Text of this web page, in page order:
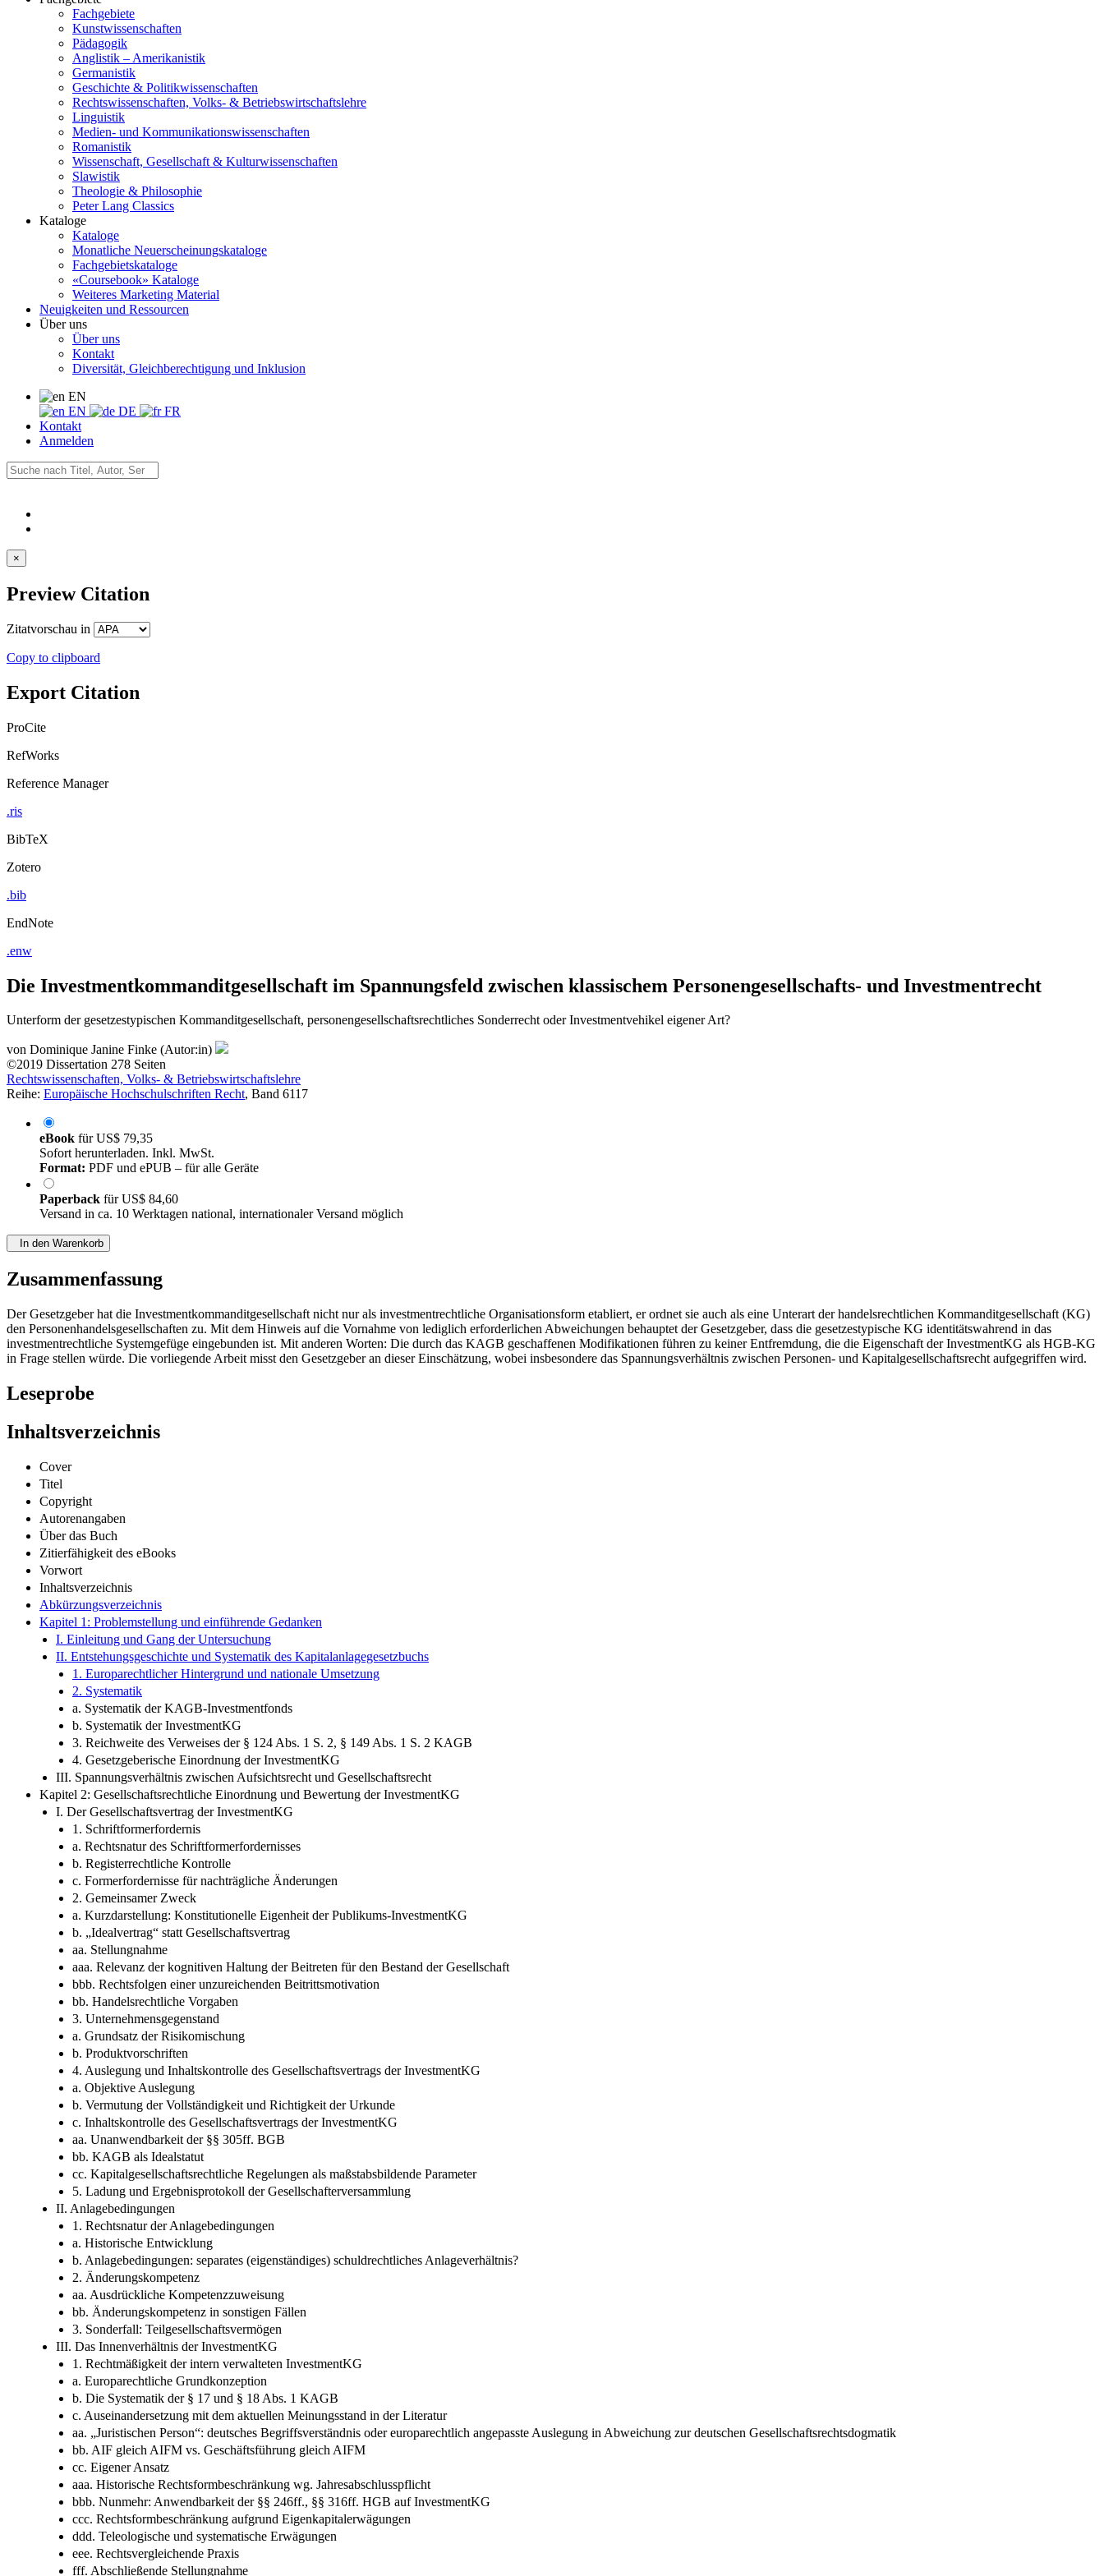
Fachgebiete
Kunstwissenschaften
Pädagogik
Anglistik – Amerikanistik
Germanistik
Geschichte & Politikwissenschaften
Rechtswissenschaften, Volks- & Betriebswirtschaftslehre
Linguistik
Medien- und Kommunikationswissenschaften
Romanistik
Wissenschaft, Gesellschaft & Kulturwissenschaften
Slawistik
Theologie & Philosophie
Peter Lang Classics
Kataloge
Kataloge
Monatliche Neuerscheinungskataloge
Fachgebietskataloge
«Coursebook» Kataloge
Weiteres Marketing Material
Neuigkeiten und Ressourcen
Über uns
Über uns
Kontakt
Diversität, Gleichberechtigung und Inklusion
EN
EN
DE
FR
Kontakt
Anmelden
×
Preview Citation
Zitatvorschau in
Copy to clipboard
Export Citation
ProCite
RefWorks
Reference Manager
.ris
BibTeX
Zotero
.bib
EndNote
.enw
Die Investmentkommanditgesellschaft im Spannungsfeld zwischen klassischem Personengesellschafts- und Investmentrecht
Unterform der gesetzestypischen Kommanditgesellschaft, personengesellschaftsrechtliches Sonderrecht oder Investmentvehikel eigener Art?
von Dominique Janine Finke (Autor:in)
©2019 Dissertation 278 Seiten
Rechtswissenschaften, Volks- & Betriebswirtschaftslehre
Reihe: Europäische Hochschulschriften Recht, Band 6117
eBook fürUS$ 79,35
Sofort herunterladen. Inkl. MwSt.
Format: PDF und ePUB – für alle Geräte
Paperback fürUS$ 84,60
Versand in ca. 10 Werktagen national, internationaler Versand möglich
In den Warenkorb
Zusammenfassung
Der Gesetzgeber hat die Investmentkommanditgesellschaft nicht nur als investmentrechtliche Organisationsform etabliert, er ordnet sie auch als eine Unterart der handelsrechtlichen Kommanditgesellschaft (KG)
den Personenhandelsgesellschaften zu. Mit dem Hinweis auf die Vornahme von lediglich erforderlichen Abweichungen behauptet der Gesetzgeber, dass die gesetzestypische KG identitätswahrend in das
investmentrechtliche Systemgefüge eingebunden ist. Mit anderen Worten: Die durch das KAGB geschaffenen Modifikationen führen zu keiner Entfremdung, die die Eigenschaft der InvestmentKG als HGB-KG
in Frage stellen würde. Die vorliegende Arbeit misst den Gesetzgeber an dieser Einschätzung, wobei insbesondere das Spannungsverhältnis zwischen Personen- und Kapitalgesellschaftsrecht aufgegriffen wird.
Leseprobe
Inhaltsverzeichnis
Cover
Titel
Copyright
Autorenangaben
Über das Buch
Zitierfähigkeit des eBooks
Vorwort
Inhaltsverzeichnis
Abkürzungsverzeichnis
Kapitel 1: Problemstellung und einführende Gedanken
I. Einleitung und Gang der Untersuchung
II. Entstehungsgeschichte und Systematik des Kapitalanlagegesetzbuchs
1. Europarechtlicher Hintergrund und nationale Umsetzung
2. Systematik
a. Systematik der KAGB-Investmentfonds
b. Systematik der InvestmentKG
3. Reichweite des Verweises der § 124 Abs. 1 S. 2, § 149 Abs. 1 S. 2 KAGB
4. Gesetzgeberische Einordnung der InvestmentKG
III. Spannungsverhältnis zwischen Aufsichtsrecht und Gesellschaftsrecht
Kapitel 2: Gesellschaftsrechtliche Einordnung und Bewertung der InvestmentKG
I. Der Gesellschaftsvertrag der InvestmentKG
1. Schriftformerfordernis
a. Rechtsnatur des Schriftformerfordernisses
b. Registerrechtliche Kontrolle
c. Formerfordernisse für nachträgliche Änderungen
2. Gemeinsamer Zweck
a. Kurzdarstellung: Konstitutionelle Eigenheit der Publikums-InvestmentKG
b. „Idealvertrag“ statt Gesellschaftsvertrag
aa. Stellungnahme
aaa. Relevanz der kognitiven Haltung der Beitreten für den Bestand der Gesellschaft
bbb. Rechtsfolgen einer unzureichenden Beitrittsmotivation
bb. Handelsrechtliche Vorgaben
3. Unternehmensgegenstand
a. Grundsatz der Risikomischung
b. Produktvorschriften
4. Auslegung und Inhaltskontrolle des Gesellschaftsvertrags der InvestmentKG
a. Objektive Auslegung
b. Vermutung der Vollständigkeit und Richtigkeit der Urkunde
c. Inhaltskontrolle des Gesellschaftsvertrags der InvestmentKG
aa. Unanwendbarkeit der §§ 305ff. BGB
bb. KAGB als Idealstatut
cc. Kapitalgesellschaftsrechtliche Regelungen als maßstabsbildende Parameter
5. Ladung und Ergebnisprotokoll der Gesellschafterversammlung
II. Anlagebedingungen
1. Rechtsnatur der Anlagebedingungen
a. Historische Entwicklung
b. Anlagebedingungen: separates (eigenständiges) schuldrechtliches Anlageverhältnis?
2. Änderungskompetenz
aa. Ausdrückliche Kompetenzzuweisung
bb. Änderungskompetenz in sonstigen Fällen
3. Sonderfall: Teilgesellschaftsvermögen
III. Das Innenverhältnis der InvestmentKG
1. Rechtmäßigkeit der intern verwalteten InvestmentKG
a. Europarechtliche Grundkonzeption
b. Die Systematik der § 17 und § 18 Abs. 1 KAGB
c. Auseinandersetzung mit dem aktuellen Meinungsstand in der Literatur
aa. „Juristischen Person“: deutsches Begriffsverständnis oder europarechtlich angepasste Auslegung in Abweichung zur deutschen Gesellschaftsrechtsdogmatik
bb. AIF gleich AIFM vs. Geschäftsführung gleich AIFM
cc. Eigener Ansatz
aaa. Historische Rechtsformbeschränkung wg. Jahresabschlusspflicht
bbb. Nunmehr: Anwendbarkeit der §§ 246ff., §§ 316ff. HGB auf InvestmentKG
ccc. Rechtsformbeschränkung aufgrund Eigenkapitalerwägungen
ddd. Teleologische und systematische Erwägungen
eee. Rechtsvergleichende Praxis
fff. Abschließende Stellungnahme